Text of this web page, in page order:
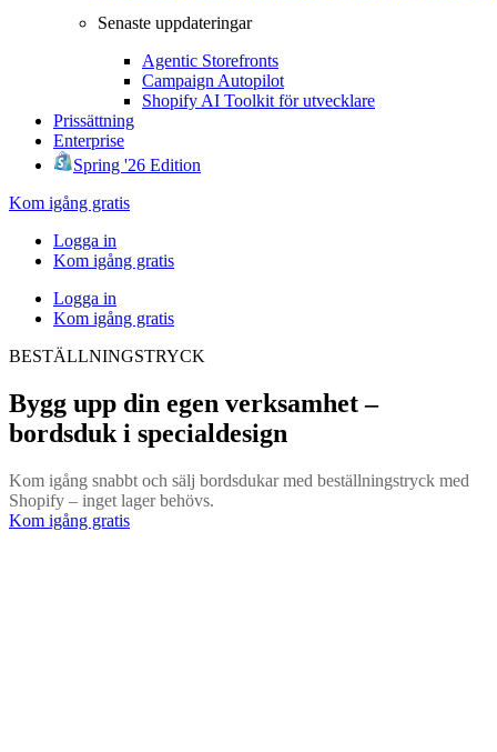
Senaste uppdateringar
Agentic Storefronts
Campaign Autopilot
Shopify AI Toolkit för utvecklare
Prissättning
Enterprise
Spring '26 Edition
Kom igång gratis
Logga in
Kom igång gratis
Logga in
Kom igång gratis
BESTÄLLNINGSTRYCK
Bygg upp din egen verksamhet –
bordsduk i specialdesign
Kom igång snabbt och sälj bordsdukar med beställningstryck med
Shopify – inget lager behövs.
Kom igång gratis